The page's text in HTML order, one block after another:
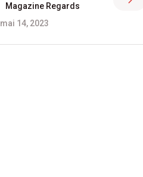
Magazine Regards
mai 14, 2023